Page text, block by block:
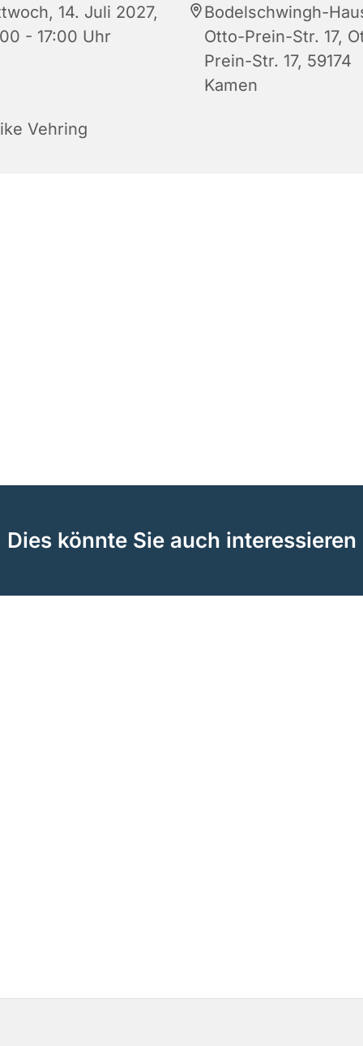
14. Juli 2027,
- 17:00 Uhr
Bodelschwingh-
Otto-Prein-Str. 17,
Prein-Str. 17, 59174
Kamen
Vehring
Dies könnte Sie auch interessieren